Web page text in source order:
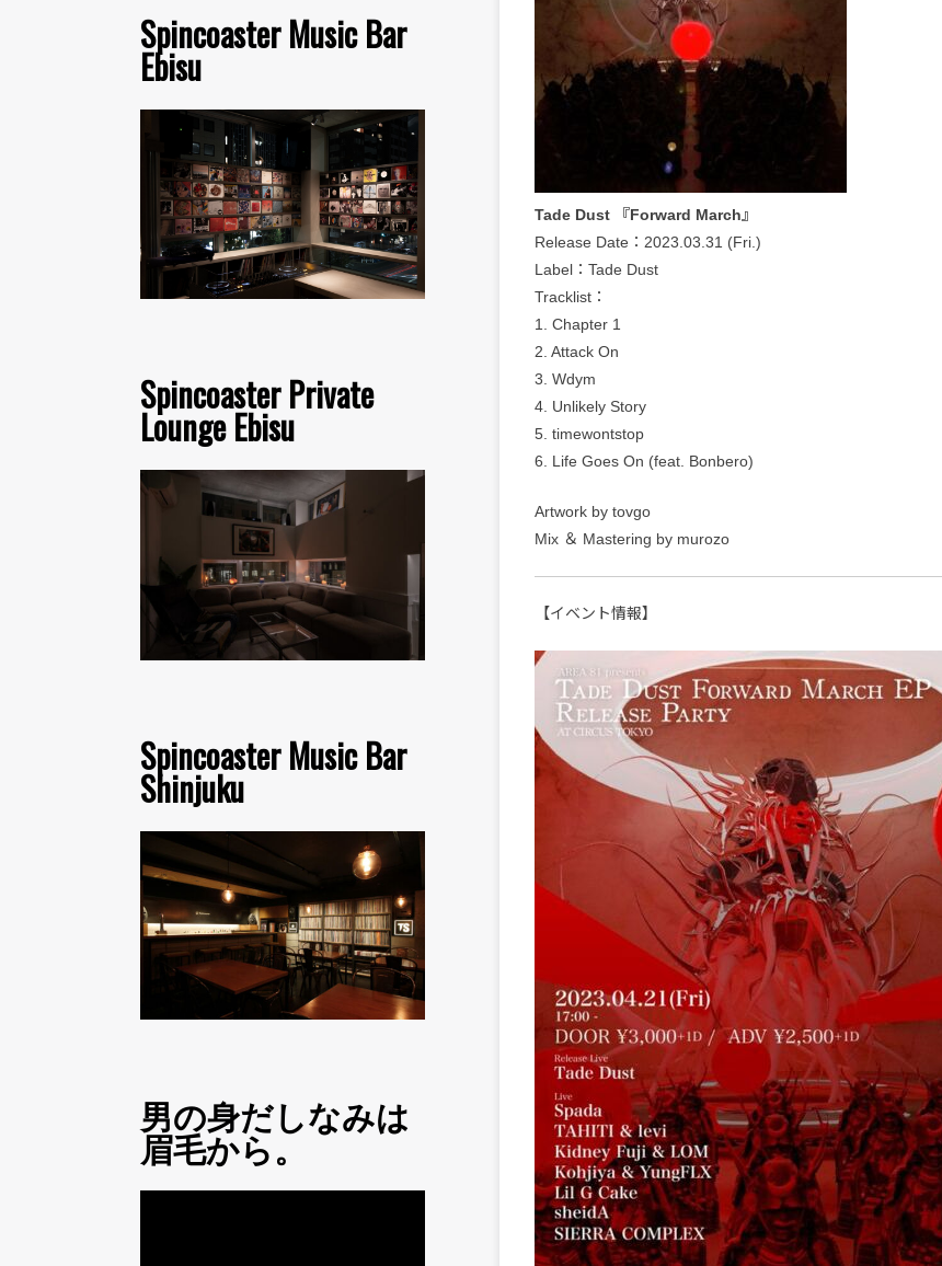
Spincoaster Music Bar
Ebisu
Spincoaster Private
Lounge Ebisu
Spincoaster Music Bar
Shinjuku
男の身だしなみは
眉毛から。
Tade Dust 『Forward March』
Release Date：2023.03.31 (Fri.)
Label：Tade Dust
Tracklist：
1. Chapter 1
2. Attack On
3. Wdym
4. Unlikely Story
5. timewontstop
6. Life Goes On (feat. Bonbero)
Artwork by tovgo
Mix ＆ Mastering by murozo
【イベント情報】